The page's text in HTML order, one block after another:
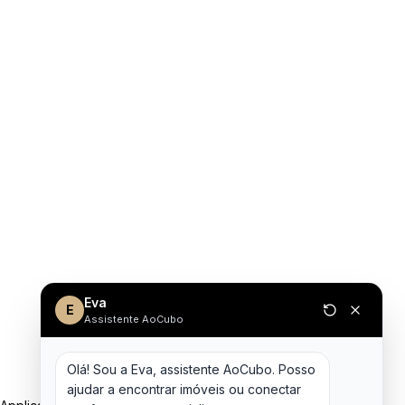
E Eva
Assistente AoCubo
Olá! Sou a Eva, assistente AoCubo. Posso
ajudar a encontrar imóveis ou conectar